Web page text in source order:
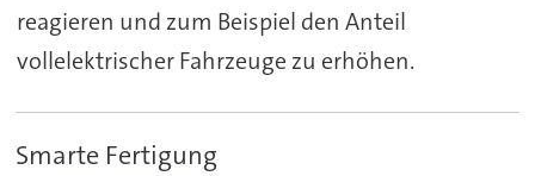
reagieren und zum Beispiel den Anteil
vollelektrischer Fahrzeuge zu erhöhen.
Smarte Fertigung